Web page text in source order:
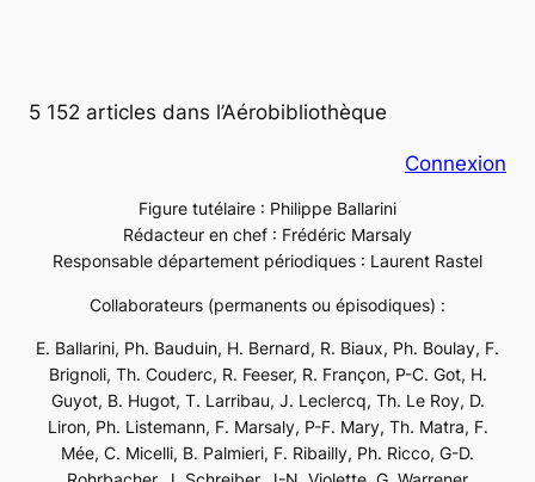
5 152 articles dans l’Aérobibliothèque
Connexion
Figure tutélaire : Philippe Ballarini
Rédacteur en chef : Frédéric Marsaly
Responsable département périodiques : Laurent Rastel
Collaborateurs (permanents ou épisodiques) :
E. Ballarini, Ph. Bauduin, H. Bernard, R. Biaux, Ph. Boulay, F.
Brignoli, Th. Couderc, R. Feeser, R. Françon, P-C. Got, H.
Guyot, B. Hugot, T. Larribau, J. Leclercq, Th. Le Roy, D.
Liron, Ph. Listemann, F. Marsaly, P-F. Mary, Th. Matra, F.
Mée, C. Micelli, B. Palmieri, F. Ribailly, Ph. Ricco, G-D.